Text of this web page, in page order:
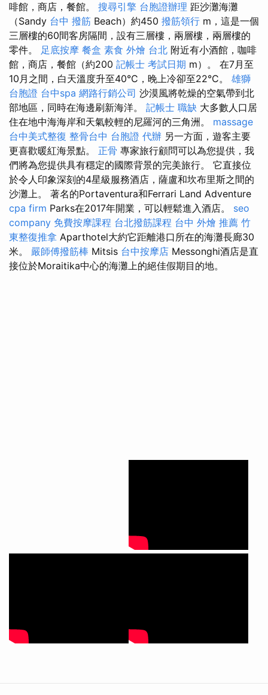
啡館，商店，餐館。 搜尋引擎 台胞證辦理 距沙灘海灘
（Sandy 台中 撥筋 Beach）約450 撥筋領行 m，這是一個
三層樓的60間客房隔間，設有三層樓，兩層樓，兩層樓的
零件。 足底按摩 餐盒 素食 外燴 台北 附近有小酒館，咖啡
館，商店，餐館（約200 記帳士 考試日期 m）。 在7月至
10月之間，白天溫度升至40°C，晚上冷卻至22°C。 雄獅
台胞證 台中spa 網路行銷公司 沙漠風將乾燥的空氣帶到北
部地區，同時在海邊刷新海洋。 記帳士 職缺 大多數人口居
住在地中海海岸和天氣較輕的尼羅河的三角洲。 massage
台中美式整復 整骨台中 台胞證 代辦 另一方面，遊客主要
更喜歡暖紅海景點。 正骨 專家旅行顧問可以為您提供，我
們將為您提供具有穩定的國際背景的完美旅行。 它直接位
於令人印象深刻的4星級服務酒店，薩盧和坎布里斯之間的
沙灘上。 著名的Portaventura和Ferrari Land Adventure
cpa firm Parks在2017年開業，可以輕鬆進入酒店。 seo
company 免費按摩課程 台北撥筋課程 台中 外燴 推薦 竹
東整復推拿 Aparthotel大約它距離港口所在的海灘長廊30
米。 嚴師傅撥筋棒 Mitsis 台中按摩店 Messonghi酒店是直
接位於Moraitika中心的海灘上的絕佳假期目的地。